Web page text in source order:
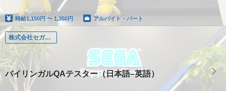
時給1,150円 〜 1,350円 アルバイト・パート
株式会社セガ札幌スタジオ
バイリンガルQAテスター（日本語–英語）